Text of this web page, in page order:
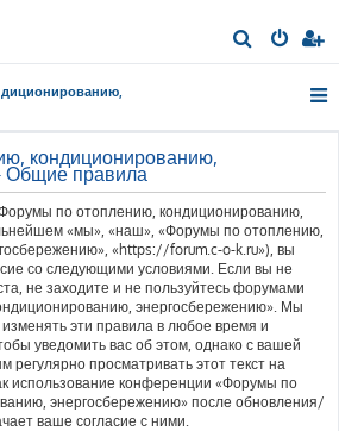
о
кондиционированию,
Общие правила
по отоплению, кондиционированию,
«мы», «наш», «Форумы по отоплению,
«https://forum.c-o-k.ru»), вы
со следующими условиями. Если вы не
не заходите и не пользуйтесь форумами
энергосбережению». Мы
эти правила в любое время и
уведомить вас об этом, однако с вашей
просматривать этот текст на
использование конференции «Форумы по
энергосбережению» после обновления/
ваше согласие с ними.